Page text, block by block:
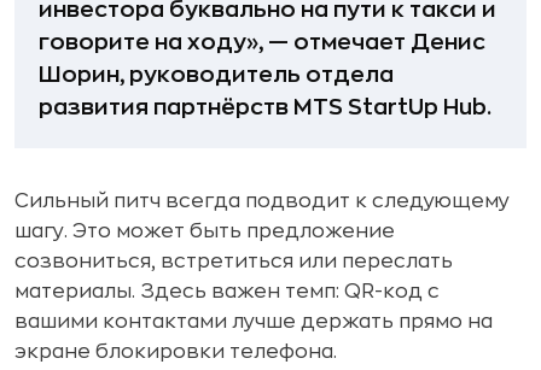
инвестора буквально на пути к такси и
говорите на ходу», — отмечает Денис
Шорин, руководитель отдела
развития партнёрств MTS StartUp Hub.
Сильный питч всегда подводит к следующему
шагу. Это может быть предложение
созвониться, встретиться или переслать
материалы. Здесь важен темп: QR-код с
вашими контактами лучше держать прямо на
экране блокировки телефона.